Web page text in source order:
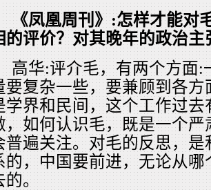
《凤凰周刊》:怎样才能对
的评价？对其晚年的政治
高华:评介毛，有两个方面:
要复杂一些，要兼顾到各
学界和民间，这个工作过
，如何认识毛，既是一个
普遍关注。对毛的反思，
的，中国要前进，无论从
的。